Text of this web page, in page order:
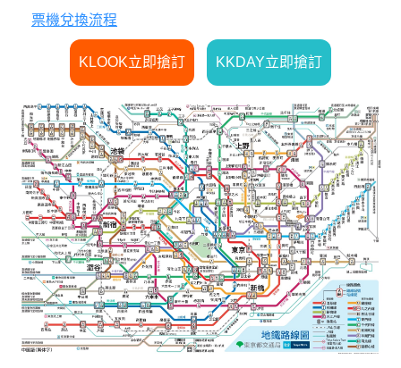
票機兌換流程
KLOOK立即搶訂 KKDAY立即搶訂